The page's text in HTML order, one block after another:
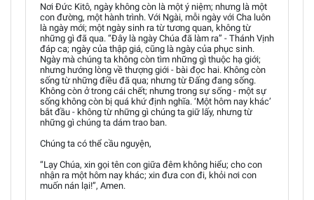
Nơi Đức Kitô, ngày không còn là một ý niệm; nhưng là một
con đường, một hành trình. Với Ngài, mỗi ngày với Cha luôn
là ngày mới; một ngày sinh ra từ tương quan, không từ
những gì đã qua. “Đây là ngày Chúa đã làm ra” - Thánh Vịnh
đáp ca; ngày của thập giá, cũng là ngày của phục sinh.
Ngày mà chúng ta không còn tìm những gì thuộc hạ giới;
nhưng hướng lòng về thượng giới - bài đọc hai. Không còn
sống từ những điều đã qua; nhưng từ Đấng đang sống.
Không còn ở trong cái chết; nhưng trong sự sống - một sự
sống không còn bị quá khứ định nghĩa. ‘Một hôm nay khác’
bắt đầu - không từ những gì chúng ta giữ lấy, nhưng từ
những gì chúng ta dám trao ban.
Chúng ta có thể cầu nguyện,
“Lạy Chúa, xin gọi tên con giữa đêm không hiểu; cho con
nhận ra một hôm nay khác; xin đưa con đi, khỏi nơi con
muốn nán lại!”, Amen.